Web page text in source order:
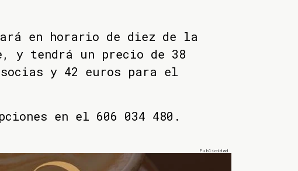
en horario de diez de la
y tendrá un precio de 38
y 42 euros para el
en el 606 034 480.